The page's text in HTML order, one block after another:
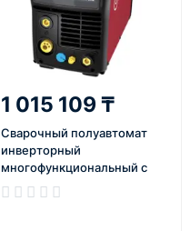
1 015 109 ₸
Сварочный полуавтомат
инверторный
многофункциональный с
синергетическим
управлением и импульсным